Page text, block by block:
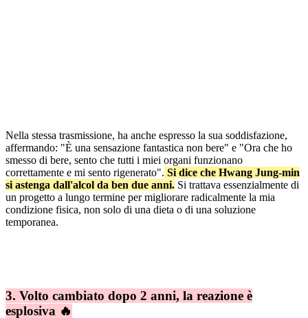
Nella stessa trasmissione, ha anche espresso la sua soddisfazione,
affermando: "È una sensazione fantastica non bere" e "Ora che ho
smesso di bere, sento che tutti i miei organi funzionano
correttamente e mi sento rigenerato". Si dice che Hwang Jung-min
si astenga dall'alcol da ben due anni. Si trattava essenzialmente di
un progetto a lungo termine per migliorare radicalmente la mia
condizione fisica, non solo di una dieta o di una soluzione
temporanea.
3. Volto cambiato dopo 2 anni, la reazione è
esplosiva 🔥